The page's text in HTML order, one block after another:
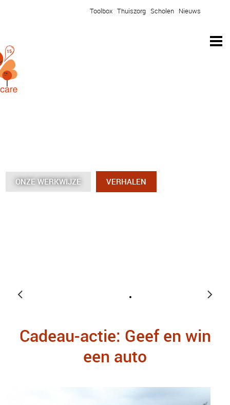
Toolbox Thuiszorg Scholen Nieuws
ONZE WERKWIJZE VERHALEN
ONZE WERKWIJZE VERHALEN
ONZE WERKWIJZE VERHALEN
ONZE WERKWIJZE VERHALEN
Cadeau-actie: Geef en win
een auto